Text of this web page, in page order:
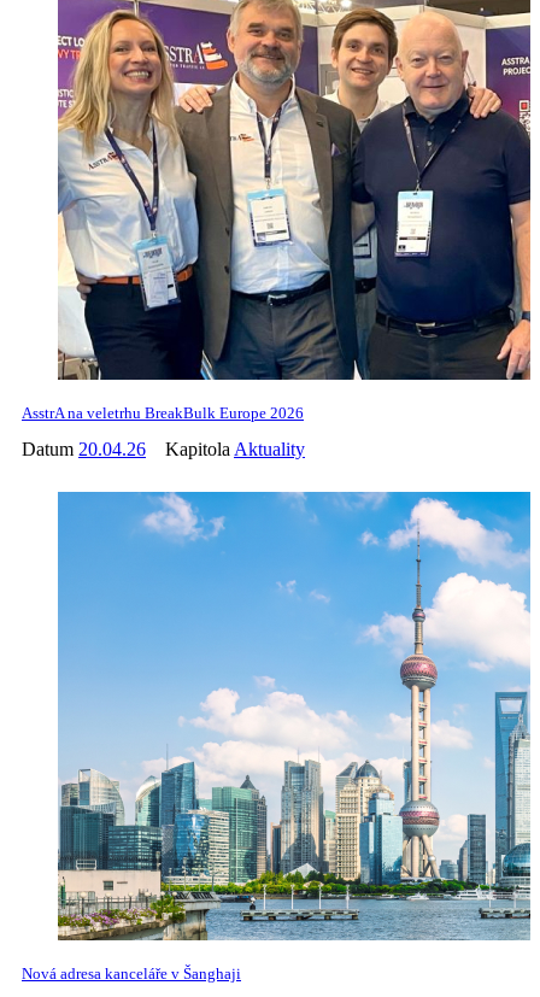
AsstrA na veletrhu BreakBulk Europe 2026
Datum 20.04.26 Kapitola Aktuality
Nová adresa kanceláře v Šanghaji